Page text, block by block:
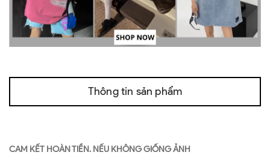
Thông tin sản phẩm
CAM KẾT HOÀN TIỀN. NẾU KHÔNG GIỐNG ẢNH